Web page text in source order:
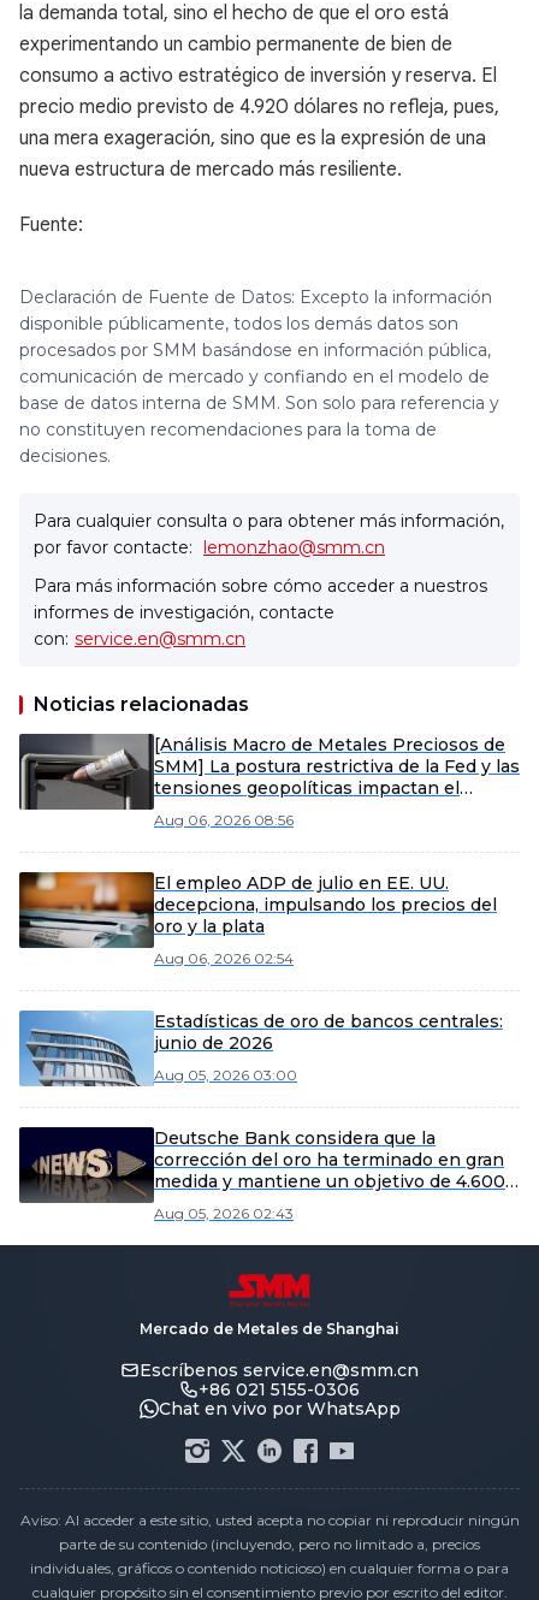
la demanda total, sino el hecho de que el oro está
experimentando un cambio permanente de bien de
consumo a activo estratégico de inversión y reserva. El
precio medio previsto de 4.920 dólares no refleja, pues,
una mera exageración, sino que es la expresión de una
nueva estructura de mercado más resiliente.
Fuente:
Declaración de Fuente de Datos: Excepto la información
disponible públicamente, todos los demás datos son
procesados por SMM basándose en información pública,
comunicación de mercado y confiando en el modelo de
base de datos interna de SMM. Son solo para referencia y
no constituyen recomendaciones para la toma de
decisiones.
Para cualquier consulta o para obtener más información,
por favor contacte: lemonzhao@smm.cn
Para más información sobre cómo acceder a nuestros
informes de investigación, contacte
con: service.en@smm.cn
Noticias relacionadas
[Análisis Macro de Metales Preciosos de
SMM] La postura restrictiva de la Fed y las
tensiones geopolíticas impactan el
Aug 06, 2026 08:56
El empleo ADP de julio en EE. UU.
decepciona, impulsando los precios del
oro y la plata
Aug 06, 2026 02:54
Estadísticas de oro de bancos centrales:
junio de 2026
Aug 05, 2026 03:00
Deutsche Bank considera que la
corrección del oro ha terminado en gran
medida y mantiene un objetivo de 4.600
Aug 05, 2026 02:43
Mercado de Metales de Shanghai
Escríbenos service.en@smm.cn
+86 021 5155-0306
Chat en vivo por WhatsApp
Aviso: Al acceder a este sitio, usted acepta no copiar ni reproducir ningún
parte de su contenido (incluyendo, pero no limitado a, precios
individuales, gráficos o contenido noticioso) en cualquier forma o para
cualquier propósito sin el consentimiento previo por escrito del editor.